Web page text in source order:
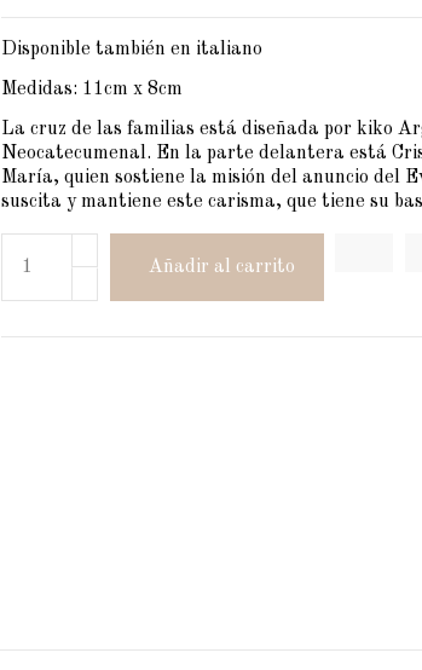
Disponible también en italiano
Medidas: 11cm x 8cm
La cruz de las familias está diseñada por kiko
Neocatecumenal. En la parte delantera está
María, quien sostiene la misión del anuncio del
suscita y mantiene este carisma, que tiene su
Añadir al carrito